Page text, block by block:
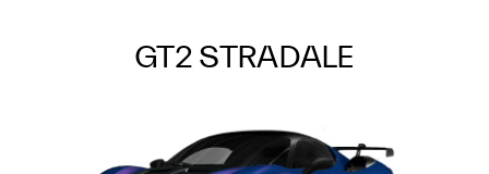
GT2 STRADALE